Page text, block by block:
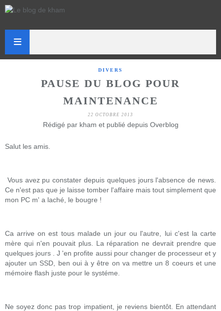
DIVERS
PAUSE DU BLOG POUR
MAINTENANCE
22 OCTOBRE 2013
Rédigé par kham et publié depuis Overblog
Salut les amis.
Vous avez pu constater depuis quelques jours l'absence de news.
Ce n'est pas que je laisse tomber l'affaire mais tout simplement que
mon PC m' a laché, le bougre !
Ca arrive on est tous malade un jour ou l'autre, lui c'est la carte
mère qui n'en pouvait plus. La réparation ne devrait prendre que
quelques jours . J 'en profite aussi pour changer de processeur et y
ajouter un SSD, ben oui à y être on va mettre un 8 coeurs et une
mémoire flash juste pour le systéme.
Ne soyez donc pas trop impatient, je reviens bientôt. En attendant